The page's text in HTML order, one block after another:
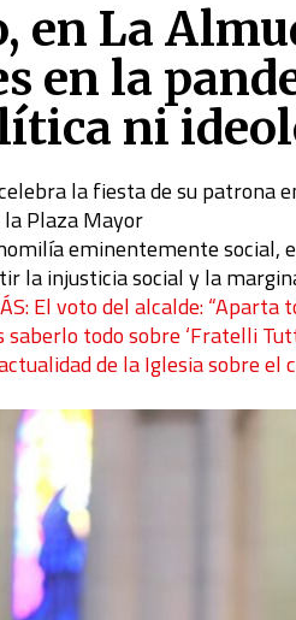
en La
en la
ni
la fiesta de su patrona
Plaza Mayor
eminentemente social,
la injusticia social y la
El voto del alcalde:
saberlo todo sobre ‘Fratelli
de la Iglesia sobre el